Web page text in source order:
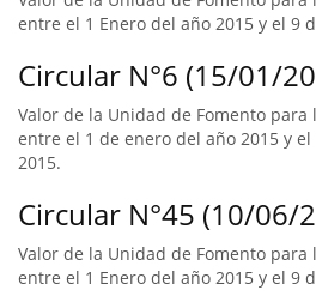
entre el 1 Enero del año 2015 y el 9
Circular N°6 (15/01/
Valor de la Unidad de Fomento
entre el 1 de enero del año 2015 y
2015.
Circular N°45 (10/06/
Valor de la Unidad de Fomento
entre el 1 Enero del año 2015 y el 9